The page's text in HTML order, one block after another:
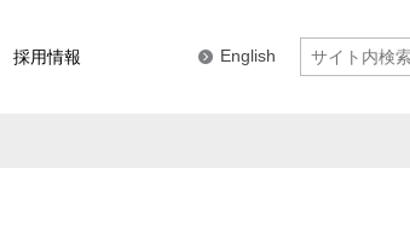
採用情報 English